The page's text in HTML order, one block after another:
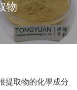
物
提取物的化學成分